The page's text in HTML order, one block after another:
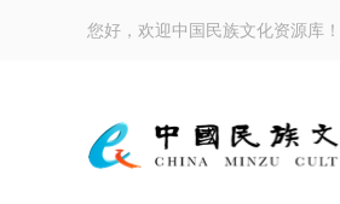
您好，欢迎中国民族文化资源库！